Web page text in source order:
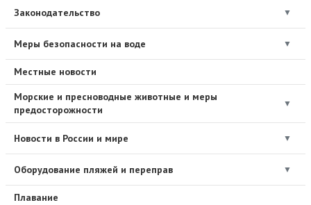
Законодательство ▼
Меры безопасности на воде ▼
Местные новости
Морские и пресноводные животные и меры
предосторожности
▼
Новости в России и мире ▼
Оборудование пляжей и переправ ▼
Плавание